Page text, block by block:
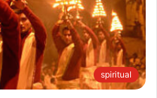
spiritual